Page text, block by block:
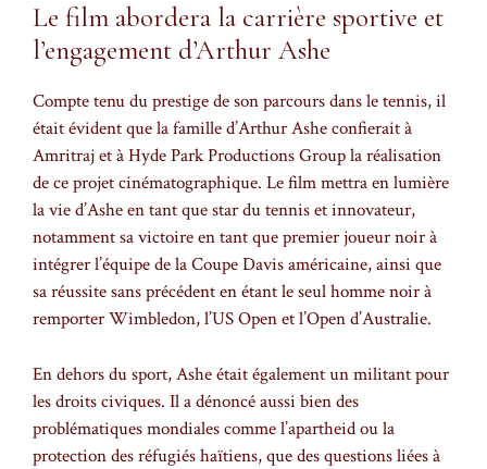
Le film abordera la carrière sportive et
l’engagement d’Arthur Ashe
Compte tenu du prestige de son parcours dans le tennis, il
était évident que la famille d’Arthur Ashe confierait à
Amritraj et à Hyde Park Productions Group la réalisation
de ce projet cinématographique. Le film mettra en lumière
la vie d’Ashe en tant que star du tennis et innovateur,
notamment sa victoire en tant que premier joueur noir à
intégrer l’équipe de la Coupe Davis américaine, ainsi que
sa réussite sans précédent en étant le seul homme noir à
remporter Wimbledon, l’US Open et l’Open d’Australie.
En dehors du sport, Ashe était également un militant pour
les droits civiques. Il a dénoncé aussi bien des
problématiques mondiales comme l’apartheid ou la
protection des réfugiés haïtiens, que des questions liées à